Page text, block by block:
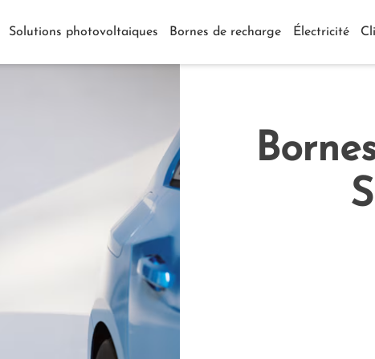
Solutions photovoltaiques Bornes de recharge Électricité